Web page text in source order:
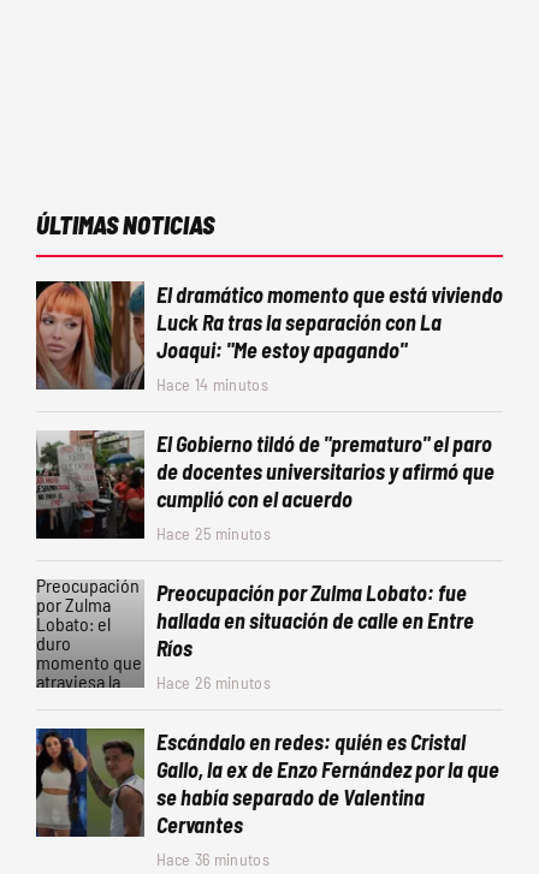
ÚLTIMAS NOTICIAS
El dramático momento que está viviendo
Luck Ra tras la separación con La
Joaqui: "Me estoy apagando"
Hace 14 minutos
El Gobierno tildó de "prematuro" el paro
de docentes universitarios y afirmó que
cumplió con el acuerdo
Hace 25 minutos
Preocupación por Zulma Lobato: fue
hallada en situación de calle en Entre
Ríos
Hace 26 minutos
Escándalo en redes: quién es Cristal
Gallo, la ex de Enzo Fernández por la que
se había separado de Valentina
Cervantes
Hace 36 minutos